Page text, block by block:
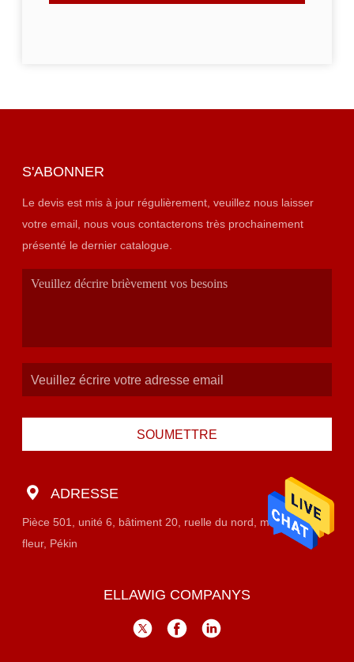
S'ABONNER
Le devis est mis à jour régulièrement, veuillez nous laisser
votre email, nous vous contacterons très prochainement
présenté le dernier catalogue.
SOUMETTRE
ADRESSE
Pièce 501, unité 6, bâtiment 20, ruelle du nord, marché est de
fleur, Pékin
ELLAWIG COMPANYS